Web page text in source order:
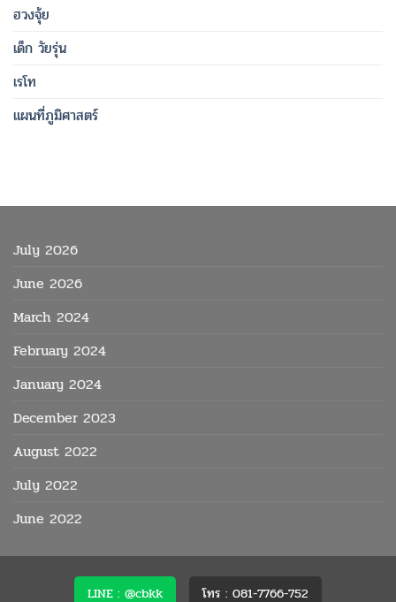
ฮวงจุ้ย
เด็ก วัยรุ่น
เรโท
แผนที่ภูมิศาสตร์
July 2026
June 2026
March 2024
February 2024
January 2024
December 2023
August 2022
July 2022
June 2022
LINE : @cbkk โทร : 081-7766-752